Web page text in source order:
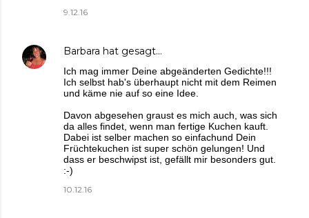
9.12.16
Barbara hat gesagt…
Ich mag immer Deine abgeänderten Gedichte!!!
Ich selbst hab's überhaupt nicht mit dem Reimen
und käme nie auf so eine Idee.
Davon abgesehen graust es mich auch, was sich
da alles findet, wenn man fertige Kuchen kauft.
Dabei ist selber machen so einfachund Dein
Früchtekuchen ist super schön gelungen! Und
dass er beschwipst ist, gefällt mir besonders gut.
:-)
10.12.16